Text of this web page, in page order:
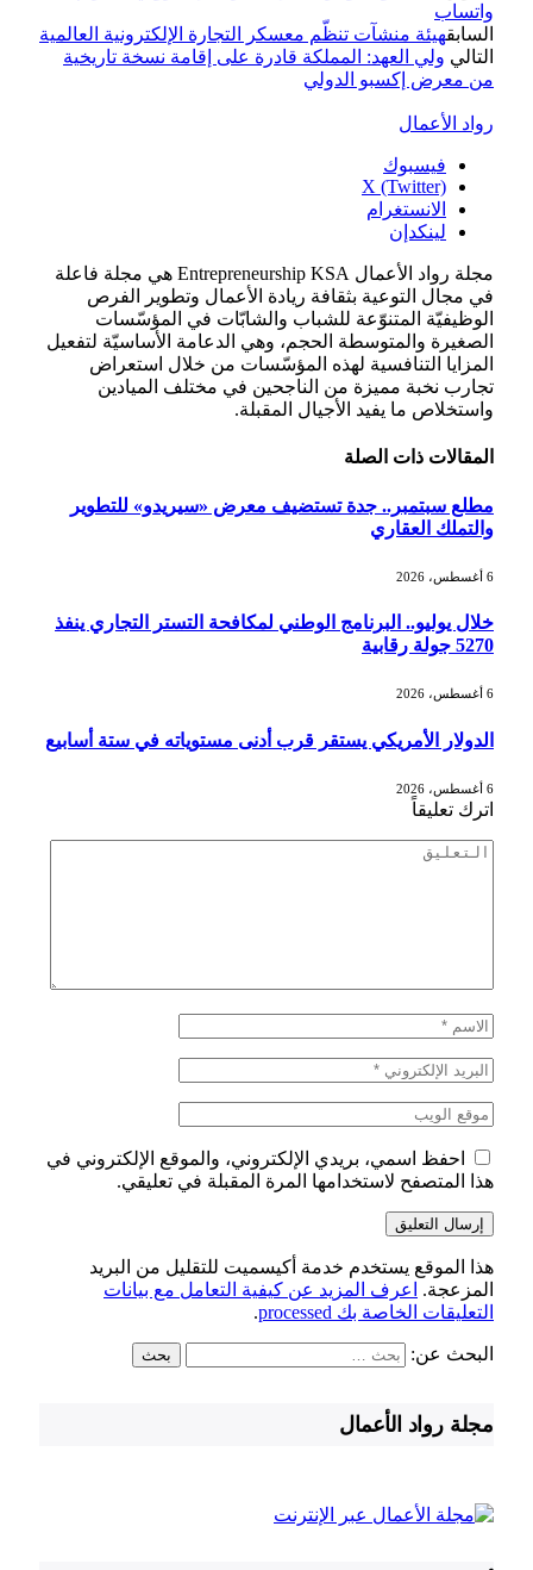
واتساب
السابقهيئة منشآت تنظّم معسكر التجارة الإلكترونية العالمية
التالي ولي العهد: المملكة قادرة على إقامة نسخة تاريخية
من معرض إكسبو الدولي
رواد الأعمال
فيسبوك
X (Twitter)
الانستغرام
لينكدإن
مجلة رواد الأعمال Entrepreneurship KSA هي مجلة فاعلة
في مجال التوعية بثقافة ريادة الأعمال وتطوير الفرص
الوظيفيّة المتنوّعة للشباب والشابّات في المؤسّسات
الصغيرة والمتوسطة الحجم، وهي الدعامة الأساسيّة لتفعيل
المزايا التنافسية لهذه المؤسّسات من خلال استعراض
تجارب نخبة مميزة من الناجحين في مختلف الميادين
واستخلاص ما يفيد الأجيال المقبلة.
المقالات ذات الصلة
مطلع سبتمبر.. جدة تستضيف معرض «سيريدو» للتطوير
والتملك العقاري
6 أغسطس، 2026
خلال يوليو.. البرنامج الوطني لمكافحة التستر التجاري ينفذ
5270 جولة رقابية
6 أغسطس، 2026
الدولار الأمريكي يستقر قرب أدنى مستوياته في ستة أسابيع
6 أغسطس، 2026
اترك تعليقاً
احفظ اسمي، بريدي الإلكتروني، والموقع الإلكتروني في
هذا المتصفح لاستخدامها المرة المقبلة في تعليقي.
هذا الموقع يستخدم خدمة أكيسميت للتقليل من البريد
المزعجة.
اعرف المزيد عن كيفية التعامل مع بيانات
التعليقات الخاصة بك processed
.
البحث عن:
مجلة رواد الأعمال